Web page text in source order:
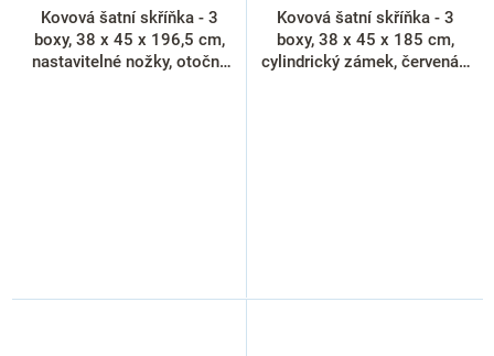
Kovová šatní skříňka - 3
boxy, 38 x 45 x 196,5 cm,
nastavitelné nožky, otočný
Kovová šatní skříňka - 3
boxy, 38 x 45 x 185 cm,
cylindrický zámek, červená -